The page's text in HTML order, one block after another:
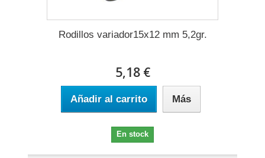
Rodillos variador15x12 mm 5,2gr.
5,18 €
Añadir al carrito Más
En stock